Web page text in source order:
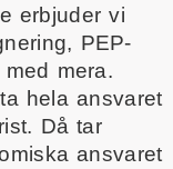
erbjuder vi
PEP-
mera.
hela ansvaret
Då tar
ansvaret